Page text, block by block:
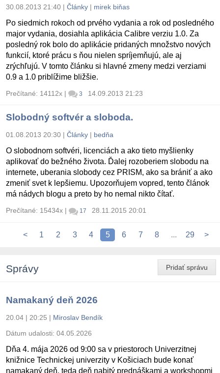
30.08.2013 21:40 | Články | mirek biňas
Po siedmich rokoch od prvého vydania a rok od posledného
major vydania, dosiahla aplikácia Calibre verziu 1.0. Za
posledný rok bolo do aplikácie pridaných množstvo nových
funkcií, ktoré prácu s ňou nielen spríjemňujú, ale aj
zrýchľujú. V tomto článku si hlavné zmeny medzi verziami
0.9 a 1.0 priblížime bližšie.
Prečítané: 14112x | 3 14.09.2013 21:23
Slobodný softvér a sloboda.
01.08.2013 20:30 | Články | bedňa
O slobodnom softvéri, licenciách a ako tieto myšlienky
aplikovať do bežného života. Ďalej rozoberiem slobodu na
internete, uberania slobody cez PRISM, ako sa brániť a ako
zmeniť svet k lepšiemu. Upozorňujem vopred, tento článok
má nádych blogu a preto by ho nemal nikto čítať.
Prečítané: 15434x | 17 28.11.2015 20:01
< 1 2 3 4 5 6 7 8 ... 29 >
Pridať správu
Správy
Namakaný deň 2026
20.04 | 20:25 | Miroslav Bendík
Dátum udalosti: 04.05.2026
Dňa 4. mája 2026 od 9:00 sa v priestoroch Univerzitnej
knižnice Technickej univerzity v Košiciach bude konať
namakaný deň, teda deň nabitý prednáškami a workshopmi